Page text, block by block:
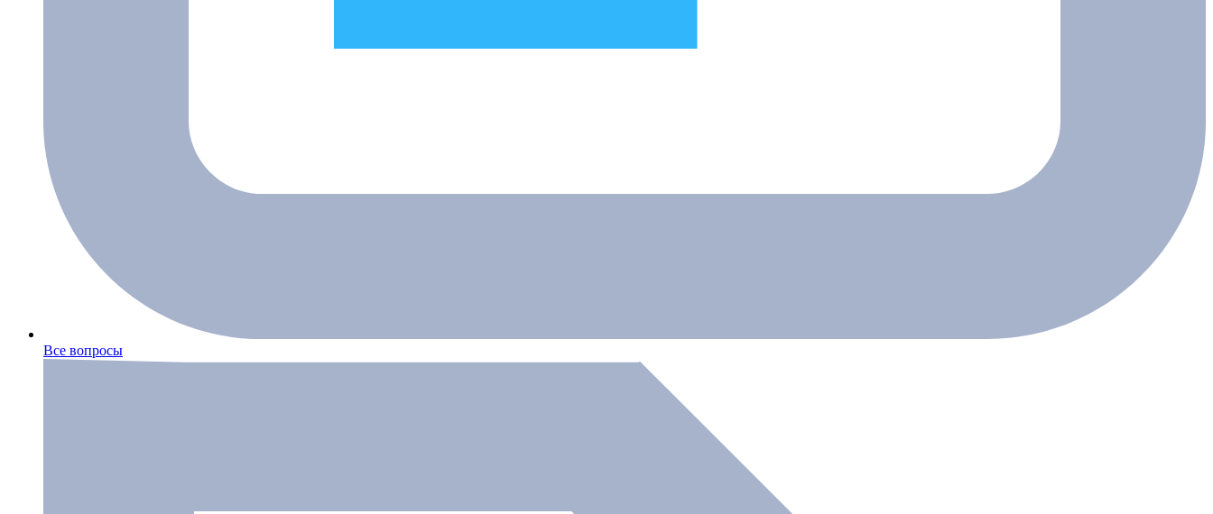
Все вопросы